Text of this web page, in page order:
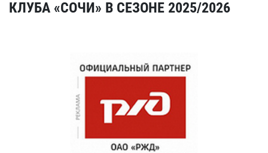
КЛУБА «СОЧИ» В СЕЗОНЕ 2025/2026